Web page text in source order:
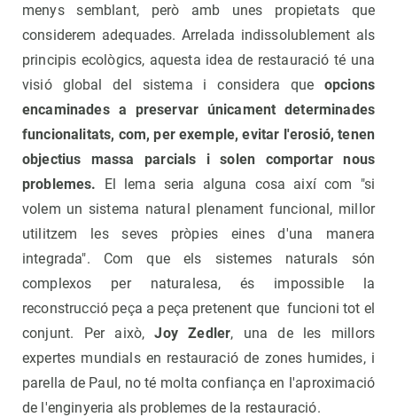
menys semblant, però amb unes propietats que
considerem adequades. Arrelada indissolublement als
principis ecològics, aquesta idea de restauració té una
visió global del sistema i considera que opcions
encaminades a preservar únicament determinades
funcionalitats, com, per exemple, evitar l'erosió, tenen
objectius massa parcials i solen comportar nous
problemes. El lema seria alguna cosa així com "si
volem un sistema natural plenament funcional, millor
utilitzem les seves pròpies eines d'una manera
integrada". Com que els sistemes naturals són
complexos per naturalesa, és impossible la
reconstrucció peça a peça pretenent que funcioni tot el
conjunt. Per això,Joy Zedler, una de les millors
expertes mundials en restauració de zones humides, i
parella de Paul, no té molta confiança en l'aproximació
de l'enginyeria als problemes de la restauració.